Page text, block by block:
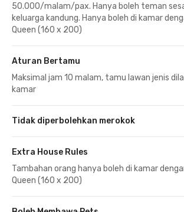
50.000/malam/pax. Hanya boleh teman
keluarga kandung. Hanya boleh di kamar
Queen (160 x 200)
Aturan Bertamu
Maksimal jam 10 malam, tamu lawan jenis
kamar
Tidak diperbolehkan merokok
Extra House Rules
Tambahan orang hanya boleh di kamar
Queen (160 x 200)